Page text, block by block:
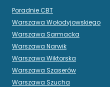
Poradnie CBT
Warszawa Wołodyjowskiego
Warszawa Sarmacka
Warszawa Narwik
Warszawa Wiktorska
Warszawa Szaserów
Warszawa Szucha